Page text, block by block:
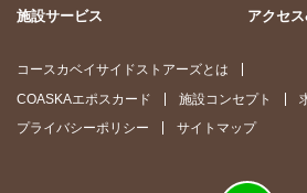
施設サービス アクセ
コースカベイサイドストアーズとは
COASKAエポスカード
施設コンセプト
プライバシーポリシー
サイトマップ